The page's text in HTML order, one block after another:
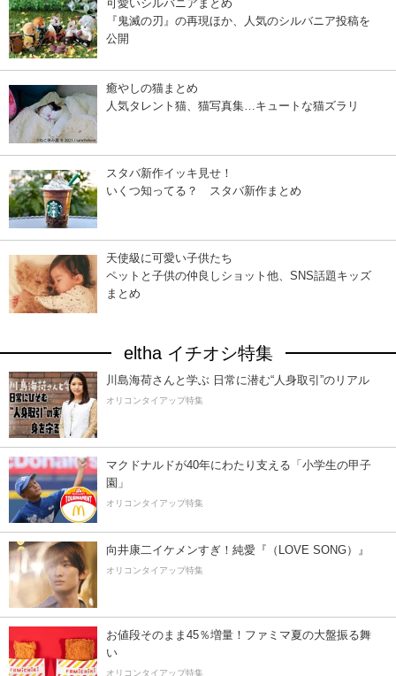
可愛いシルバニアまとめ
『鬼滅の刃』の再現ほか、人気のシルバニア投稿を
公開
癒やしの猫まとめ
人気タレント猫、猫写真集…キュートな猫ズラリ
スタバ新作イッキ見せ！
いくつ知ってる？ スタバ新作まとめ
天使級に可愛い子供たち
ペットと子供の仲良しショット他、SNS話題キッズ
まとめ
eltha イチオシ特集
川島海荷さんと学ぶ 日常に潜む“人身取引”のリアル
オリコンタイアップ特集
マクドナルドが40年にわたり支える「小学生の甲子
園」
オリコンタイアップ特集
向井康二イケメンすぎ！純愛『（LOVE SONG）』
オリコンタイアップ特集
お値段そのまま45％増量！ファミマ夏の大盤振る舞
い
オリコンタイアップ特集